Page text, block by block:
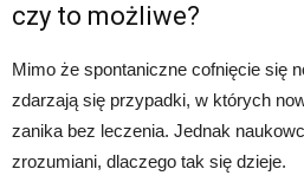
czy to możliwe?
Mimo że spontaniczne cofnięcie się
zdarzają się przypadki, w których
zanika bez leczenia. Jednak
zrozumiani, dlaczego tak się dzieje.